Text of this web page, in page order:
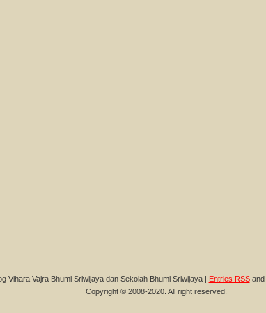
Vihara Vajra Bhumi Sriwijaya dan Sekolah Bhumi Sriwijaya | Entries RSSand
Copyright © 2008-2020. All right reserved.